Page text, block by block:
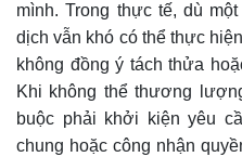
mình. Trong thực tế, dù
dịch vẫn khó có thể thực
không đồng ý tách thửa
Khi không thể thương
buộc phải khởi kiện yêu
chung hoặc công nhận